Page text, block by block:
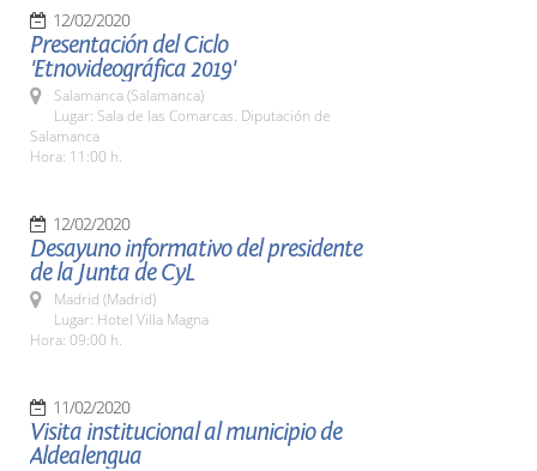
12/02/2020
Presentación del Ciclo
'Etnovideográfica 2019'
Salamanca (Salamanca)
Lugar: Sala de las Comarcas. Diputación de
Salamanca
Hora: 11:00 h.
12/02/2020
Desayuno informativo del presidente
de la Junta de CyL
Madrid (Madrid)
Lugar: Hotel Villa Magna
Hora: 09:00 h.
11/02/2020
Visita institucional al municipio de
Aldealengua